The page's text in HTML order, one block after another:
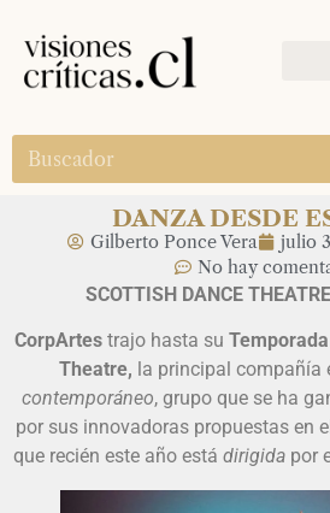
DANZA DESDE
Gilberto Ponce Vera julio
No hay
SCOTTISH DANCE
CorpArtes trajo hasta su
Theatre, la principal compañía
contemporáneo, grupo que se ha
por sus innovadoras propuestas en
que recién este año está dirigidapor